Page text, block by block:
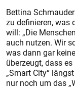
Bettina
zu definieren, was
will: „Die
auch nutzen. Wir
was dann gar
überzeugt, dass
„Smart City“
nur noch um das